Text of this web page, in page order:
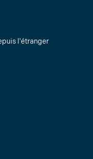
l'étranger